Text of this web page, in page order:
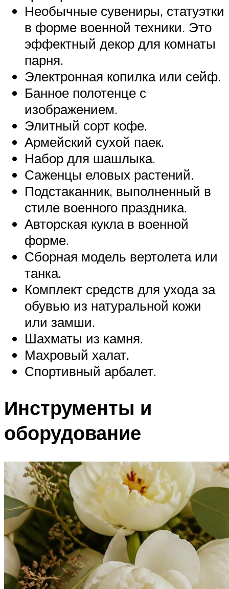
Необычные сувениры, статуэтки
в форме военной техники. Это
эффектный декор для комнаты
парня.
Электронная копилка или сейф.
Банное полотенце с
изображением.
Элитный сорт кофе.
Армейский сухой паек.
Набор для шашлыка.
Саженцы еловых растений.
Подстаканник, выполненный в
стиле военного праздника.
Авторская кукла в военной
форме.
Сборная модель вертолета или
танка.
Комплект средств для ухода за
обувью из натуральной кожи
или замши.
Шахматы из камня.
Махровый халат.
Спортивный арбалет.
Инструменты и
оборудование